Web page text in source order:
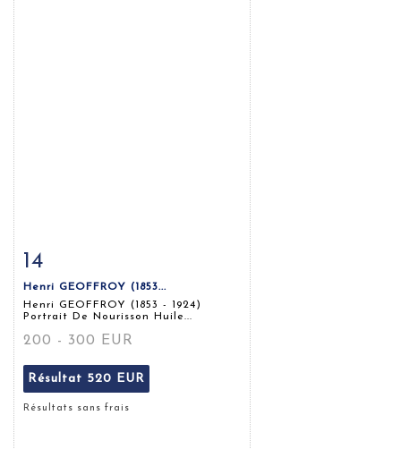
Fiche détaillée
14
Henri GEOFFROY (1853...
Henri GEOFFROY (1853 - 1924)
Portrait De Nourisson Huile...
200 - 300 EUR
Résultat 520 EUR
Résultats sans frais